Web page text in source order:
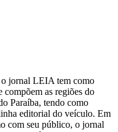
o jornal LEIA tem como
compõem as regiões do
Paraíba, tendo como
editorial do veículo. Em
com seu público, o jornal